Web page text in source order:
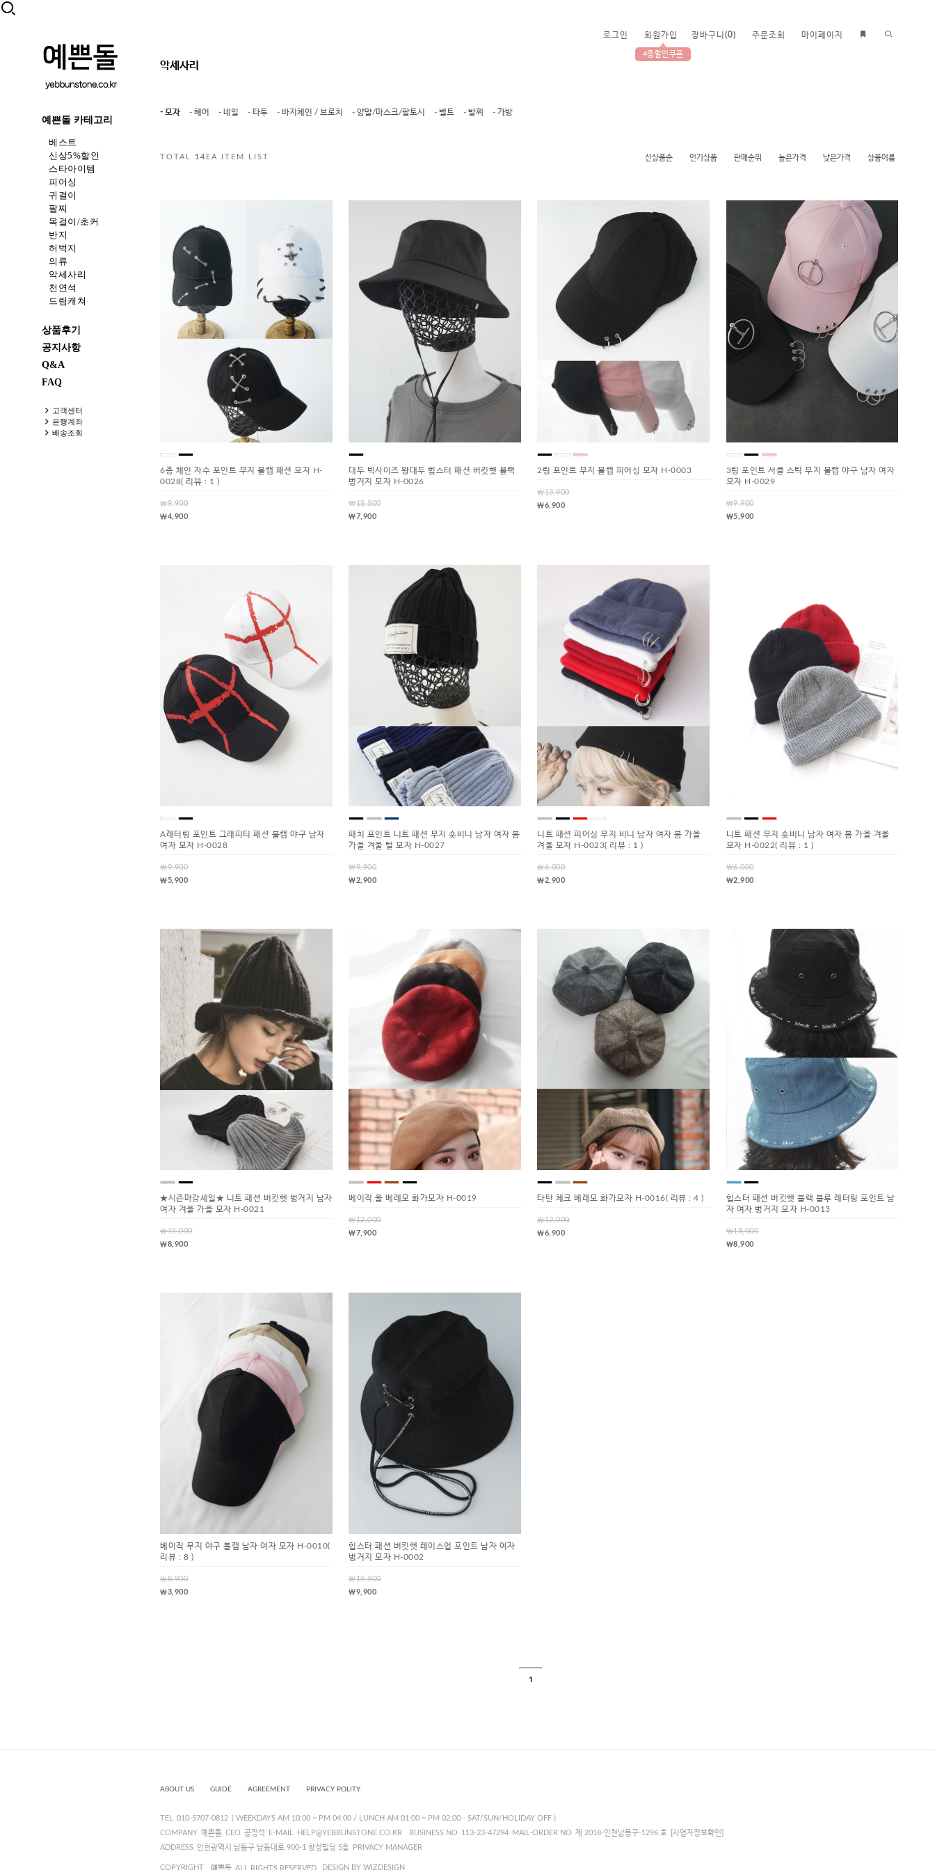
로그인 회원가입
4종할인쿠폰
장바구니 (0) 주문조회 마이페이지
예쁜돌 카테고리
베스트
신상5%할인
스타아이템
피어싱
귀걸이
팔찌
목걸이/초커
반지
허벅지
의류
악세사리
천연석
드림캐쳐
상품후기
공지사항
Q&A
FAQ
고객센터
은행계좌
배송조회
악세사리
- 모자 - 헤어 - 네일 - 타투 - 바지체인 / 브로치 - 양말/마스크/팔토시 - 벨트 - 발찌 - 가방
TOTAL 14 EA ITEM LIST 신상품순 인기상품 판매순위 높은가격 낮은가격 상품이름
6종 체인 자수 포인트 무지 볼캡 패션 모자 H-
0028( 리뷰 : 1 )
￦9,900
￦4,900
대두 빅사이즈 왕대두 힙스터 패션 버킷햇 블랙
벙거지 모자 H-0026
￦15,500
￦7,900
2링 포인트 무지 볼캡 피어싱 모자 H-0003
￦13,900
￦6,900
3링 포인트 서클 스틱 무지 볼캡 야구 남자 여자
모자 H-0029
￦9,900
￦5,900
A레터링 포인트 그래피티 패션 볼캡 야구 남자
여자 모자 H-0028
￦9,900
￦5,900
패치 포인트 니트 패션 무지 숏비니 남자 여자 봄
가을 겨울 털 모자 H-0027
￦9,900
￦2,900
니트 패션 피어싱 무지 비니 남자 여자 봄 가을
겨울 모자 H-0023( 리뷰 : 1 )
￦6,000
￦2,900
니트 패션 무지 숏비니 남자 여자 봄 가을 겨울
모자 H-0022( 리뷰 : 1 )
￦6,000
￦2,900
★시즌마감세일★ 니트 패션 버킷햇 벙거지 남자
여자 겨울 가을 모자 H-0021
￦15,000
￦8,900
베이직 울 베레모 화가모자 H-0019
￦12,000
￦7,900
타탄 체크 베레모 화가모자 H-0016( 리뷰 : 4 )
￦12,000
￦6,900
힙스터 패션 버킷햇 블랙 블루 레터링 포인트 남
자 여자 벙거지 모자 H-0013
￦18,000
￦8,900
베이직 무지 야구 볼캡 남자 여자 모자 H-0010(
리뷰 : 8 )
￦8,900
￦3,900
힙스터 패션 버킷햇 레이스업 포인트 남자 여자
벙거지 모자 H-0002
￦19,900
￦9,900
1
ABOUT US GUIDE AGREEMENT PRIVACY POLITY
TEL 010-5707-0812 ( WEEKDAYS AM 10:00 ~ PM 04:00 / LUNCH AM 01:00 ~ PM 02:00 - SAT/SUN/HOLIDAY OFF )
COMPANY 예쁜돌 CEO 공정석 E-MAIL HELP@YEBBUNSTONE.CO.KR BUSINESS NO 113-23-47294 MAIL-ORDER NO 제 2018-인천남동구-1296 호
[사업자정보확인]
ADDRESS 인천광역시 남동구 남동대로 900-1 창성빌딩 5층 PRIVACY MANAGER
COPYRIGHT 예쁜돌 ALL RIGHTS RESERVED. DESIGN BY WIZDESIGN